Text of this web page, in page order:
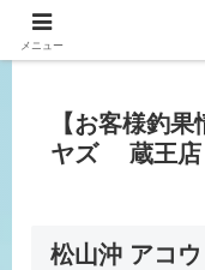
広島、岡山
【お客様釣
ヤズ 蔵王店
松山沖 アコ
メニュー